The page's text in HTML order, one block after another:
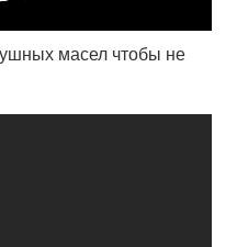
масел чтобы не